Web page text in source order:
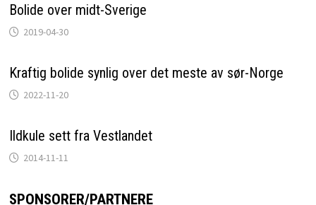
Bolide over midt-Sverige
2019-04-30
Kraftig bolide synlig over det meste av sør-Norge
2022-11-20
Ildkule sett fra Vestlandet
2014-11-11
SPONSORER/PARTNERE